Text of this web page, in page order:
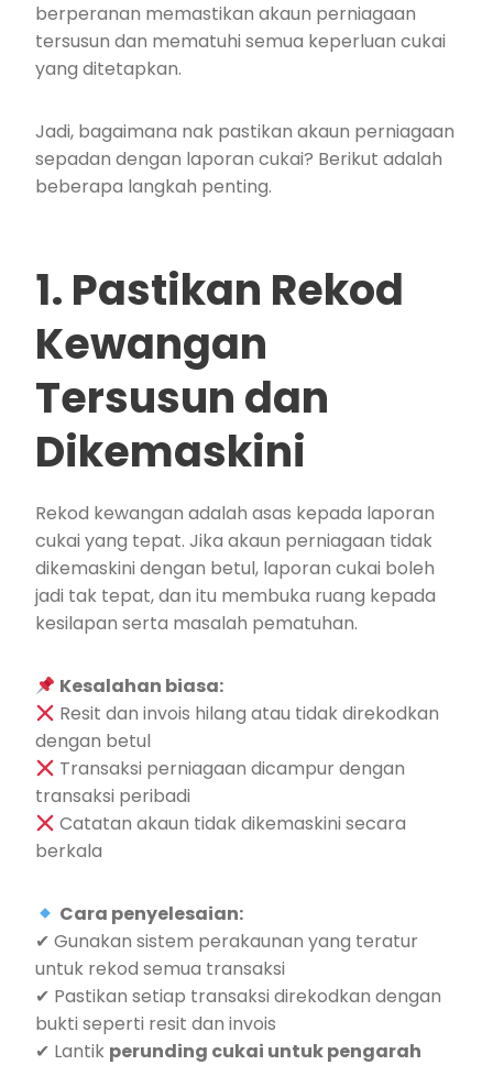
berperanan memastikan akaun perniagaan
tersusun dan mematuhi semua keperluan cukai
yang ditetapkan.
Jadi, bagaimana nak pastikan akaun perniagaan
sepadan dengan laporan cukai? Berikut adalah
beberapa langkah penting.
1. Pastikan Rekod
Kewangan
Tersusun dan
Dikemaskini
Rekod kewangan adalah asas kepada laporan
cukai yang tepat. Jika akaun perniagaan tidak
dikemaskini dengan betul, laporan cukai boleh
jadi tak tepat, dan itu membuka ruang kepada
kesilapan serta masalah pematuhan.
Kesalahan biasa:
Resit dan invois hilang atau tidak direkodkan
dengan betul
Transaksi perniagaan dicampur dengan
transaksi peribadi
Catatan akaun tidak dikemaskini secara
berkala
Cara penyelesaian:
✔ Gunakan sistem perakaunan yang teratur
untuk rekod semua transaksi
✔ Pastikan setiap transaksi direkodkan dengan
bukti seperti resit dan invois
✔ Lantik perunding cukai untuk pengarah